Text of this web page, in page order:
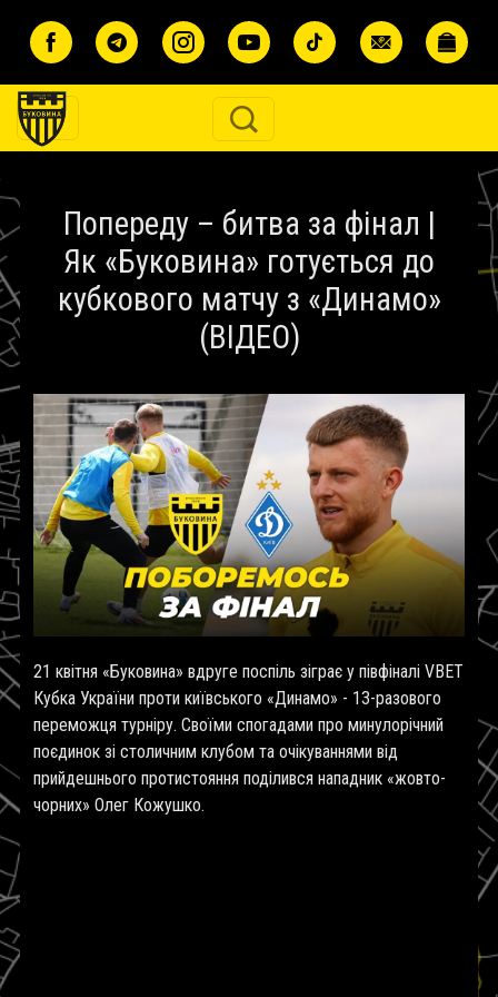
Попереду – битва за фінал |
Як «Буковина» готується до
кубкового матчу з «Динамо»
(ВІДЕО)
21 квітня «Буковина» вдруге поспіль зіграє у півфіналі VBET
Кубка України проти київського «Динамо» - 13-разового
переможця турніру. Своїми спогадами про минулорічний
поєдинок зі столичним клубом та очікуваннями від
прийдешнього протистояння поділився нападник «жовто-
чорних» Олег Кожушко.